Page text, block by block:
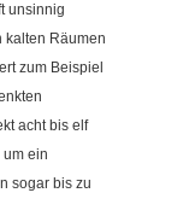
unsinnig
kalten Räumen
zum Beispiel
acht bis elf
um ein
sogar bis zu